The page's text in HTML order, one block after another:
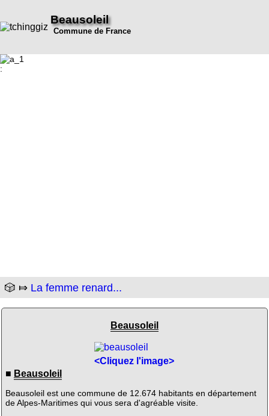
Beausoleil
Commune de France
:
🎲 ⤇ La femme renard...
Beausoleil
<Cliquez l'image>
■ Beausoleil
Beausoleil est une commune de 12.674 habitants en département
de Alpes-Maritimes qui vous sera d'agréable visite.